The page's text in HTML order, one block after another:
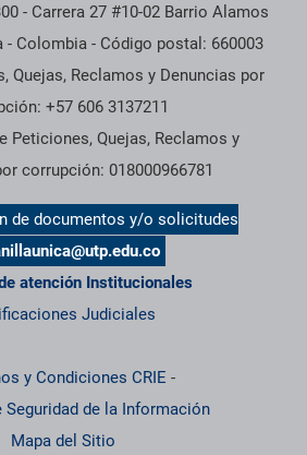
- Carrera 27 #10-02 Barrio Alamos
- Colombia - Código postal: 660003
Quejas, Reclamos y Denuncias por
+57 606 3137211
Peticiones, Quejas, Reclamos y
corrupción: 018000966781
de documentos y/o solicitudes
atención Institucionales
Judiciales
y Condiciones CRIE -
Seguridad de la Información
Mapa del Sitio